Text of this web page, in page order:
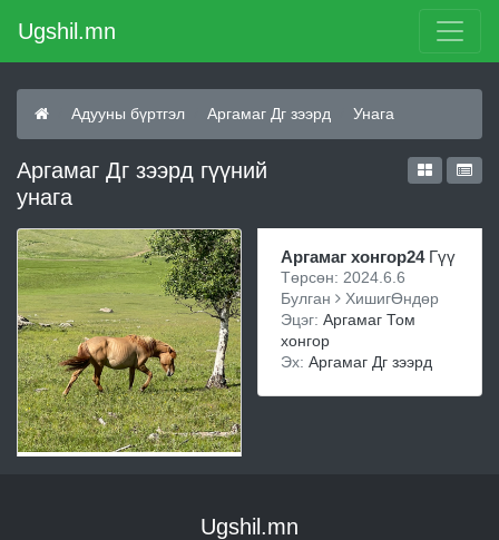
Ugshil.mn
Адууны бүртгэл Аргамаг Дг зээрд Унага
Аргамаг Дг зээрд гүүний
унага
Аргамаг хонгор24 Гүү
Төрсөн: 2024.6.6
Булган
ХишигӨндөр
Эцэг: Аргамаг Том
хонгор
Эх: Аргамаг Дг зээрд
Ugshil.mn